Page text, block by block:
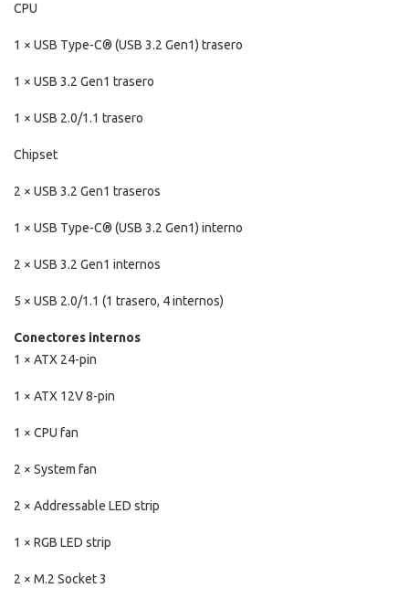
CPU
1 × USB Type-C® (USB 3.2 Gen1) trasero
1 × USB 3.2 Gen1 trasero
1 × USB 2.0/1.1 trasero
Chipset
2 × USB 3.2 Gen1 traseros
1 × USB Type-C® (USB 3.2 Gen1) interno
2 × USB 3.2 Gen1 internos
5 × USB 2.0/1.1 (1 trasero, 4 internos)
Conectores internos
1 × ATX 24-pin
1 × ATX 12V 8-pin
1 × CPU fan
2 × System fan
2 × Addressable LED strip
1 × RGB LED strip
2 × M.2 Socket 3